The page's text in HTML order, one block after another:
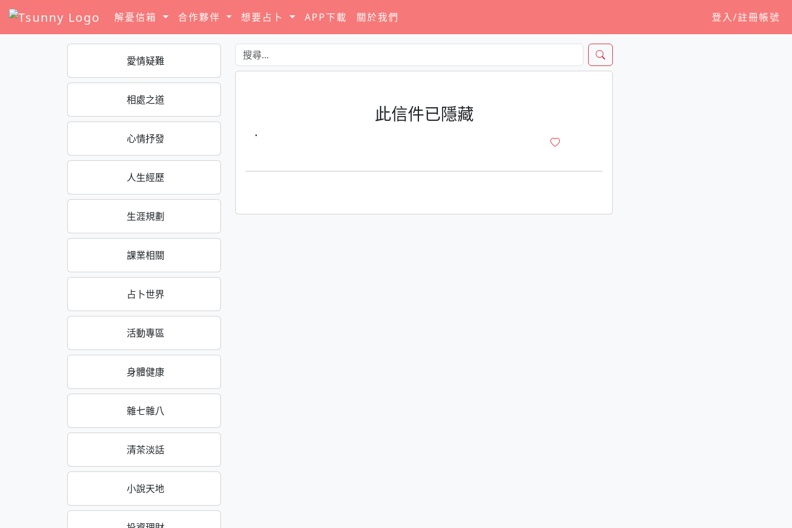
解憂信箱 合作夥伴 想要占卜 APP下載 關於我們 登入/註冊帳號
愛情疑難
相處之道
心情抒發
人生經歷
生涯規劃
課業相關
占卜世界
活動專區
身體健康
雜七雜八
清茶淡話
小說天地
此信件已隱藏
·